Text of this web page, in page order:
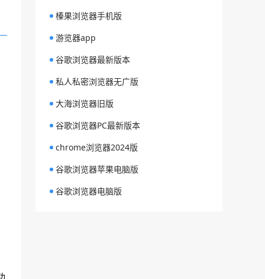
榛果浏览器手机版
游览器app
谷歌浏览器最新版本
私人私密浏览器无广版
大海浏览器旧版
谷歌浏览器PC最新版本
chrome浏览器2024版
谷歌浏览器苹果电脑版
谷歌浏览器电脑版